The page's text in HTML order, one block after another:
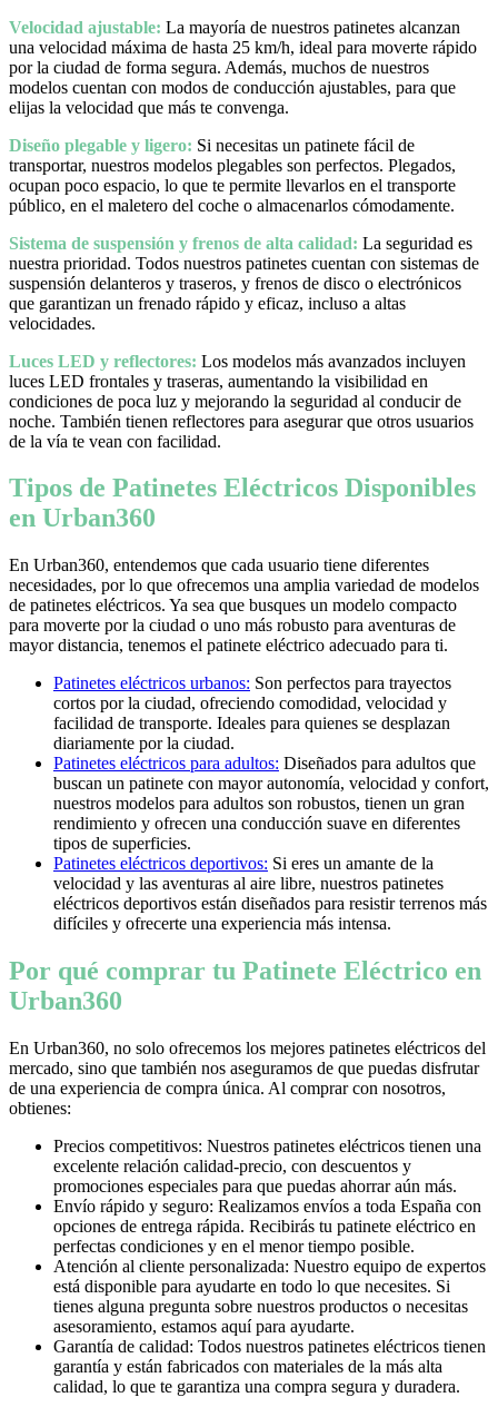
Velocidad ajustable: La mayoría de nuestros patinetes alcanzan
una velocidad máxima de hasta 25 km/h, ideal para moverte rápido
por la ciudad de forma segura. Además, muchos de nuestros
modelos cuentan con modos de conducción ajustables, para que
elijas la velocidad que más te convenga.
Diseño plegable y ligero: Si necesitas un patinete fácil de
transportar, nuestros modelos plegables son perfectos. Plegados,
ocupan poco espacio, lo que te permite llevarlos en el transporte
público, en el maletero del coche o almacenarlos cómodamente.
Sistema de suspensión y frenos de alta calidad: La seguridad es
nuestra prioridad. Todos nuestros patinetes cuentan con sistemas de
suspensión delanteros y traseros, y frenos de disco o electrónicos
que garantizan un frenado rápido y eficaz, incluso a altas
velocidades.
Luces LED y reflectores: Los modelos más avanzados incluyen
luces LED frontales y traseras, aumentando la visibilidad en
condiciones de poca luz y mejorando la seguridad al conducir de
noche. También tienen reflectores para asegurar que otros usuarios
de la vía te vean con facilidad.
Tipos de Patinetes Eléctricos Disponibles
en Urban360
En Urban360, entendemos que cada usuario tiene diferentes
necesidades, por lo que ofrecemos una amplia variedad de modelos
de patinetes eléctricos. Ya sea que busques un modelo compacto
para moverte por la ciudad o uno más robusto para aventuras de
mayor distancia, tenemos el patinete eléctrico adecuado para ti.
Patinetes eléctricos urbanos: Son perfectos para trayectos
cortos por la ciudad, ofreciendo comodidad, velocidad y
facilidad de transporte. Ideales para quienes se desplazan
diariamente por la ciudad.
Patinetes eléctricos para adultos: Diseñados para adultos que
buscan un patinete con mayor autonomía, velocidad y confort,
nuestros modelos para adultos son robustos, tienen un gran
rendimiento y ofrecen una conducción suave en diferentes
tipos de superficies.
Patinetes eléctricos deportivos: Si eres un amante de la
velocidad y las aventuras al aire libre, nuestros patinetes
eléctricos deportivos están diseñados para resistir terrenos más
difíciles y ofrecerte una experiencia más intensa.
Por qué comprar tu Patinete Eléctrico en
Urban360
En Urban360, no solo ofrecemos los mejores patinetes eléctricos del
mercado, sino que también nos aseguramos de que puedas disfrutar
de una experiencia de compra única. Al comprar con nosotros,
obtienes:
Precios competitivos: Nuestros patinetes eléctricos tienen una
excelente relación calidad-precio, con descuentos y
promociones especiales para que puedas ahorrar aún más.
Envío rápido y seguro: Realizamos envíos a toda España con
opciones de entrega rápida. Recibirás tu patinete eléctrico en
perfectas condiciones y en el menor tiempo posible.
Atención al cliente personalizada: Nuestro equipo de expertos
está disponible para ayudarte en todo lo que necesites. Si
tienes alguna pregunta sobre nuestros productos o necesitas
asesoramiento, estamos aquí para ayudarte.
Garantía de calidad: Todos nuestros patinetes eléctricos tienen
garantía y están fabricados con materiales de la más alta
calidad, lo que te garantiza una compra segura y duradera.